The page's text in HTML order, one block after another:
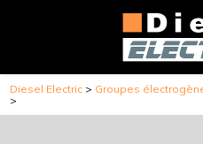
Diesel Electric > Groupes
>